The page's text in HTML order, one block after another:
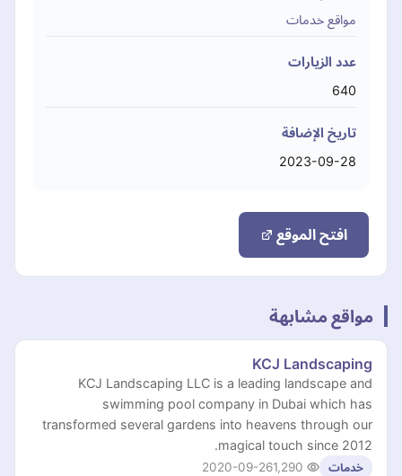
مواقع خدمات
عدد الزيارات
640
تاريخ الإضافة
2023-09-28
افتح الموقع
مواقع مشابهة
KCJ Landscaping
KCJ Landscaping LLC is a leading landscape and
swimming pool company in Dubai which has
transformed several gardens into heavens through our
magical touch since 2012.
خدمات 2020-09-26